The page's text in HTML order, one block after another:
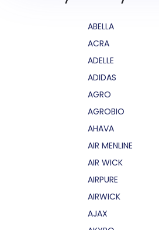
ABELLA
ACRA
ADELLE
ADIDAS
AGRO
AGROBIO
AHAVA
AIR MENLINE
AIR WICK
AIRPURE
AIRWICK
AJAX